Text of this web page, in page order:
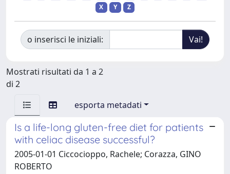
X
Y Z
o inserisci le iniziali:
Mostrati risultati da 1 a 2
di 2
esporta metadati
Is a life-long gluten-free diet for patients
with celiac disease successful?
2005-01-01 Ciccocioppo, Rachele; Corazza, GINO
ROBERTO